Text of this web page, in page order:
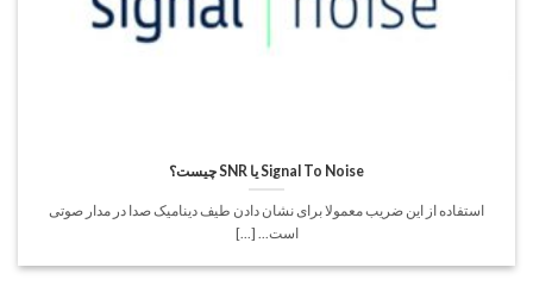
Signal To Noise یا SNR چیست؟
استفاده از این ضریب معمولا برای نشان دادن طیف دینامیک صدا در مدار صوتی
است... [...]